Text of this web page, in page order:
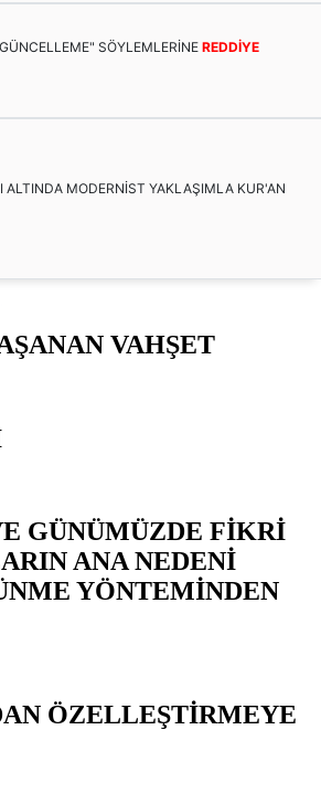
SÖYLEMLERİNE REDDİYE
MODERNİST YAKLAŞIMLA KUR'AN
VAHŞET
GÜNÜMÜZDE FİKRİ
ANA NEDENİ
YÖNTEMİNDEN
ÖZELLEŞTİRMEYE